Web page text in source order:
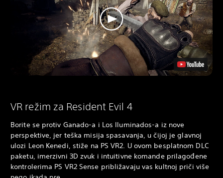
VR režim za Resident Evil 4
Borite se protiv Ganado-a i Los Iluminados-a iz nove
perspektive, jer teška misija spasavanja, u čijoj je glavnoj
ulozi Leon Kenedi, stiže na PS VR2. U ovom besplatnom DLC
paketu, imerzivni 3D zvuk i intuitivne komande prilagođene
kontrolerima PS VR2 Sense približavaju vas kultnoj priči više